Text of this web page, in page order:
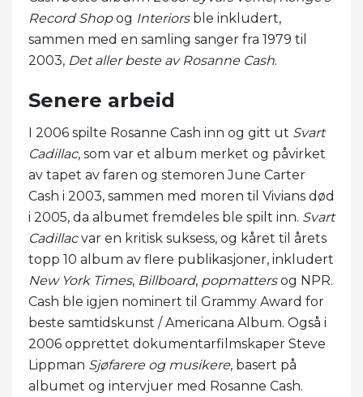
Record Shopog Interiorsble inkludert,
sammen med en samling sanger fra 1979 til
2003, Det aller beste av Rosanne Cash.
Senere arbeid
I 2006 spilte Rosanne Cash inn og gitt ut Svart
Cadillac, som var et album merket og påvirket
av tapet av faren og stemoren June Carter
Cash i 2003, sammen med moren til Vivians død
i 2005, da albumet fremdeles ble spilt inn. Svart
Cadillacvar en kritisk suksess, og kåret til årets
topp 10 album av flere publikasjoner, inkludert
New York Times, Billboard, popmattersog NPR.
Cash ble igjen nominert til Grammy Award for
beste samtidskunst / Americana Album. Også i
2006 opprettet dokumentarfilmskaper Steve
Lippman Sjøfarere og musikere, basert på
albumet og intervjuer med Rosanne Cash.